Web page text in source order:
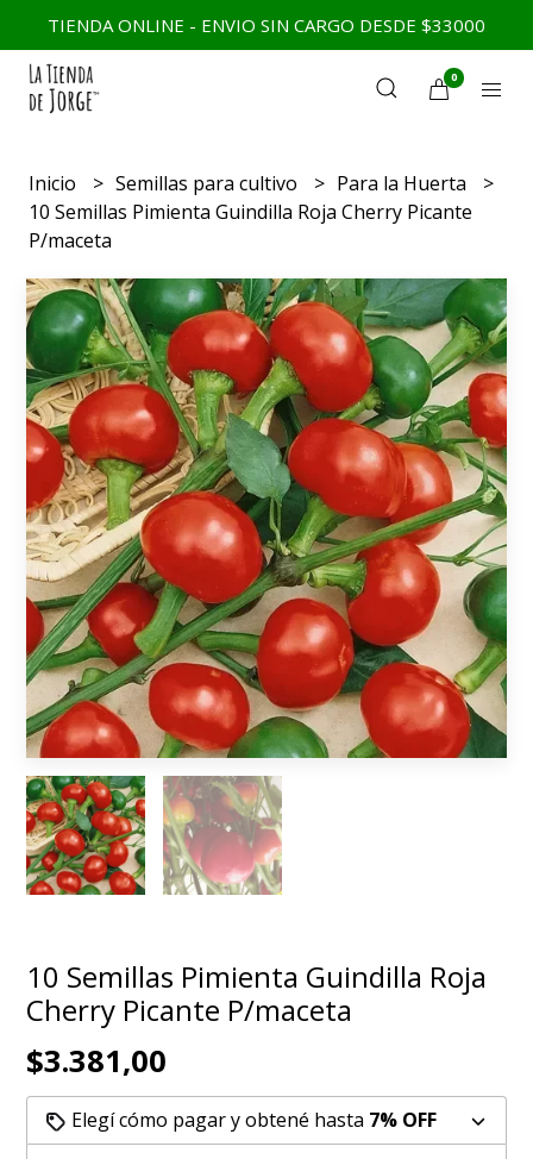
TIENDA ONLINE - ENVIO SIN CARGO DESDE $33000
0
Inicio Semillas para cultivo
Para la Huerta
10 Semillas Pimienta Guindilla Roja Cherry Picante
P/maceta
10 Semillas Pimienta Guindilla Roja
Cherry Picante P/maceta
$3.381,00
Elegí cómo pagar y obtené hasta 7% OFF